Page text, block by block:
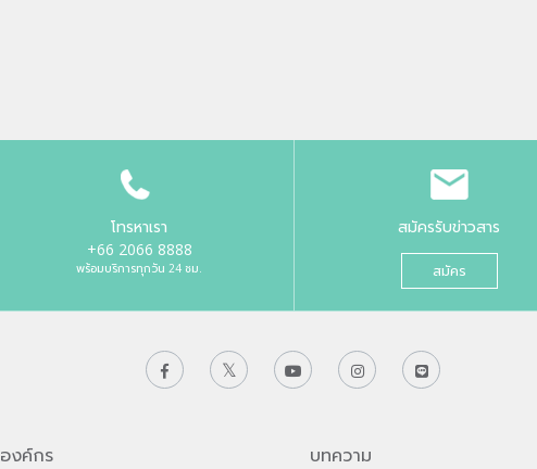
โทรหาเรา
+66 2066 8888
พร้อมบริการทุกวัน 24 ชม.
สมัครรับข่าวสาร
สมัคร
องค์กร บทความ